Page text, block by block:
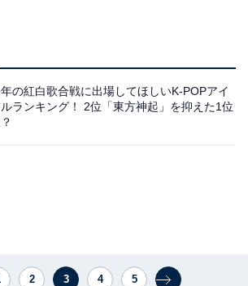
の紅白歌合戦に出場してほしいK-POPアイ
ルランキング！ 2位「東方神起」を抑えた1位
2 3 4 5